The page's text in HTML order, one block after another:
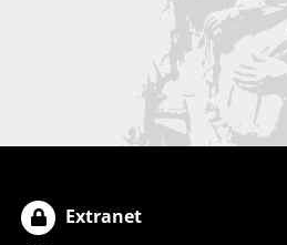
Extranet